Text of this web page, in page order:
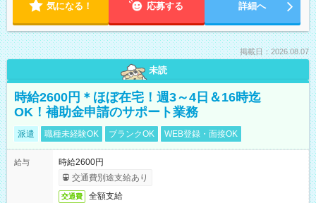
気になる！ 応募する 詳細へ
掲載日：2026.08.07
未読
時給2600円＊ほぼ在宅！週3～4日＆16時迄
OK！補助金申請のサポート業務
派遣 職種未経験OK ブランクOK WEB登録・面接OK
給与
時給2600円
交通費別途支給あり
交通費 全額支給